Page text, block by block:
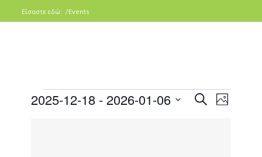
Είσαστε εδώ: /Events
Events
SearchEvent
Views
Photo
2025-12-18 - 2026-01-06